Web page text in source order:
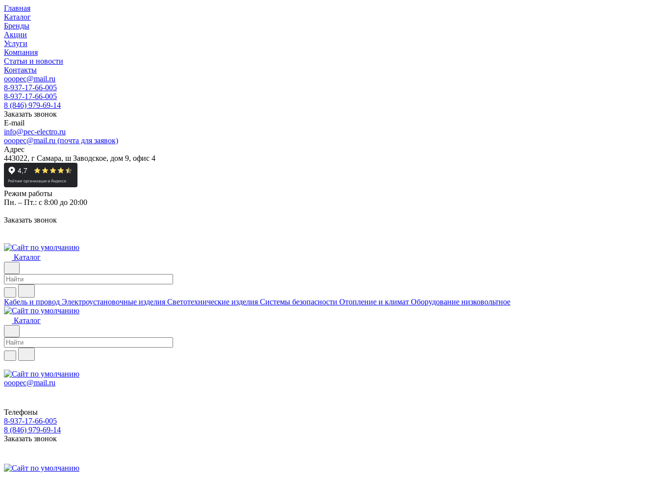
Главная
Каталог
Бренды
Акции
Услуги
Компания
Статьи и новости
Контакты
ooopec@mail.ru
8-937-17-66-005
8-937-17-66-005
8 (846) 979-69-14
Заказать звонок
E-mail
info@pec-electro.ru
ooopec@mail.ru (почта для заявок)
Адрес
443022, г Самара, ш Заводское, дом 9, офис 4
Режим работы
Пн. – Пт.: с 8:00 до 20:00
Заказать звонок
Каталог
Кабель и провод Электроустановочные изделия Светотехнические изделия Системы безопасности Отопление и климат Оборудование низковольтное
Каталог
ooopec@mail.ru
Телефоны
8-937-17-66-005
8 (846) 979-69-14
Заказать звонок